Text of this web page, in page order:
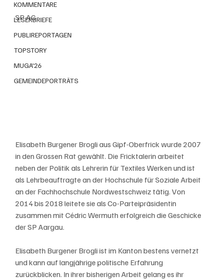
KOMMENTARE
LESERBRIEFE
PUBLIREPORTAGEN
TOPSTORY
MUGA'26
GEMEINDEPORTRÄTS
SP AG
Elisabeth Burgener Brogli aus Gipf-Oberfrick wurde 2007
in den Grossen Rat gewählt. Die Fricktalerin arbeitet
neben der Politik als Lehrerin für Textiles Werken und ist
als Lehrbeauftragte an der Hochschule für Soziale Arbeit
an der Fachhochschule Nordwestschweiz tätig. Von
2014 bis 2018 leitete sie als Co-Parteipräsidentin
zusammen mit Cédric Wermuth erfolgreich die Geschicke
der SP Aargau.
Elisabeth Burgener Brogli ist im Kanton bestens vernetzt
und kann auf langjährige politische Erfahrung
zurückblicken. In ihrer bisherigen Arbeit gelang es ihr